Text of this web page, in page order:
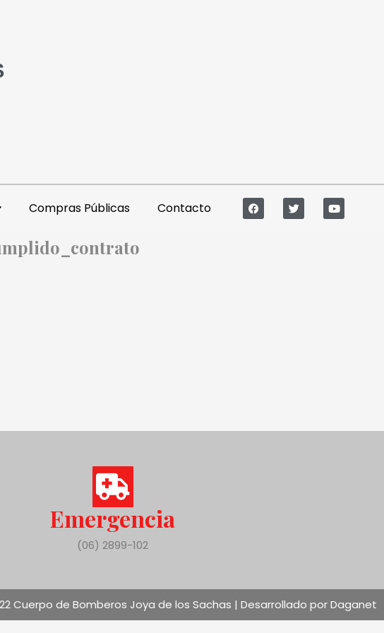
Compras Públicas Contacto
Emergencia
(06) 2899-102
Cuerpo de Bomberos Joya de los Sachas | Desarrollado por Daganet